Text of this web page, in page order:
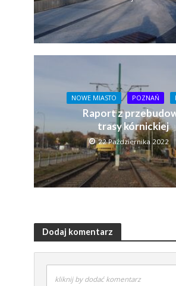
NOWE MIASTO POZNAŃ
Raport z
trasy kórnickiej
22 Października 2022
Dodaj komentarz
kliknij by dodać komentarz